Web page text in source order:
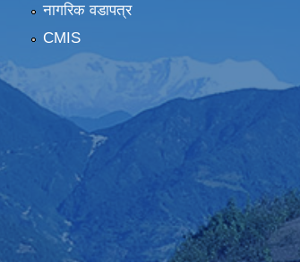
नागरिक वडापत्र
CMIS